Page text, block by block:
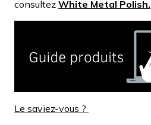
consultez White Metal Polish.
Le saviez-vous ?